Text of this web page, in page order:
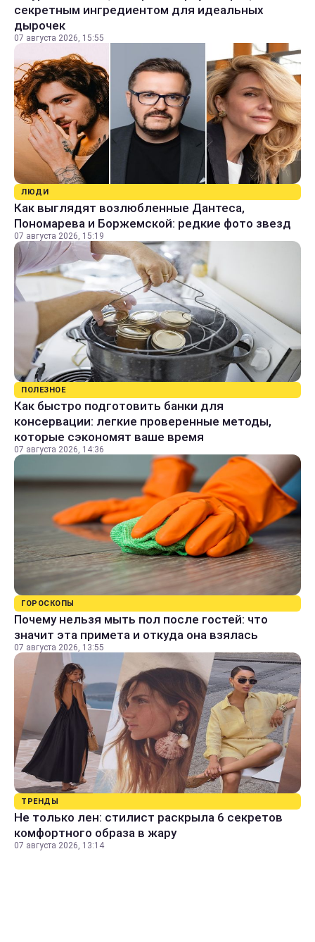
секретным ингредиентом для идеальных
дырочек
07 августа 2026, 15:55
ЛЮДИ
Как выглядят возлюбленные Дантеса,
Пономарева и Боржемской: редкие фото звезд
07 августа 2026, 15:19
ПОЛЕЗНОЕ
Как быстро подготовить банки для
консервации: легкие проверенные методы,
которые сэкономят ваше время
07 августа 2026, 14:36
ГОРОСКОПЫ
Почему нельзя мыть пол после гостей: что
значит эта примета и откуда она взялась
07 августа 2026, 13:55
ТРЕНДЫ
Не только лен: стилист раскрыла 6 секретов
комфортного образа в жару
07 августа 2026, 13:14